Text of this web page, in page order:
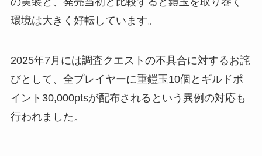
環境は大きく好転しています。
2025年7月には調査クエストの不具合に対するお詫
びとして、全プレイヤーに重鎧玉10個とギルドポ
イント30,000ptsが配布されるという異例の対応も
行われました。